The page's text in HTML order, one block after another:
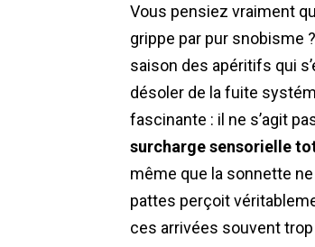
Vous pensiez vraiment
grippe par pur snobisme
saison des apéritifs qui
désoler de la fuite
fascinante : il ne s’agit
surcharge sensorielle
même que la sonnette
pattes perçoit
ces arrivées souvent